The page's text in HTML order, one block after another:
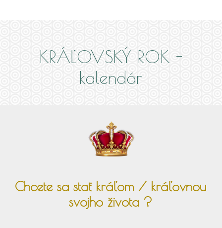
KRÁĽOVSKÝ ROK -
kalendár
Chcete sa stať kráľom / kráľovnou
svojho života ?